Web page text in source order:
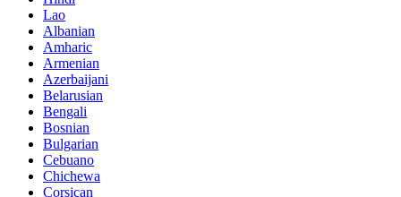
Lao
Albanian
Amharic
Armenian
Azerbaijani
Belarusian
Bengali
Bosnian
Bulgarian
Cebuano
Chichewa
Corsican